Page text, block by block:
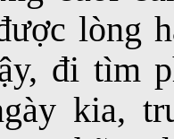
lòng
đi tìm
kia,